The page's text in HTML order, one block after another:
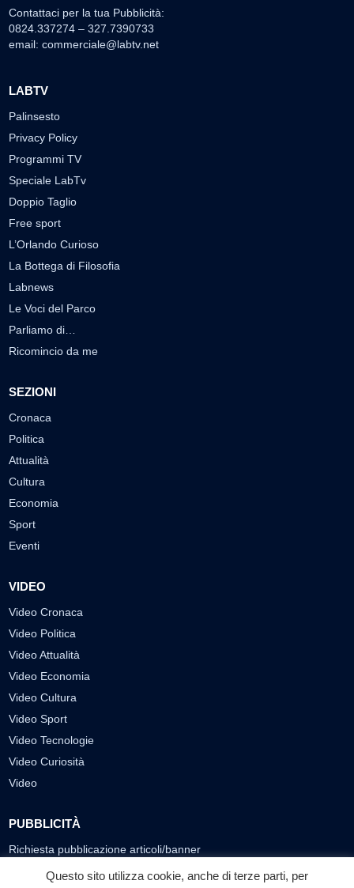
Contattaci per la tua Pubblicità:
0824.337274 – 327.7390733
email: commerciale@labtv.net
LABTV
Palinsesto
Privacy Policy
Programmi TV
Speciale LabTv
Doppio Taglio
Free sport
L’Orlando Curioso
La Bottega di Filosofia
Labnews
Le Voci del Parco
Parliamo di…
Ricomincio da me
SEZIONI
Cronaca
Politica
Attualità
Cultura
Economia
Sport
Eventi
VIDEO
Video Cronaca
Video Politica
Video Attualità
Video Economia
Video Cultura
Video Sport
Video Tecnologie
Video Curiosità
Video
PUBBLICITÀ
Richiesta pubblicazione articoli/banner
SEGUICI SUI SOCIAL
Questo sito utilizza cookie, anche di terze parti, per